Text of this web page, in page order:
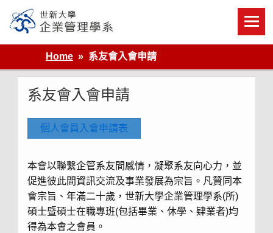
content
世新大學企業管理學系
Home
系友會入會申請
系友會入會申請
個人會員入會申請表
本會以聯繫企管系友間感情，凝聚系友向心力，並
促進彼此間資訊交流及事業發展為宗旨。凡贊同本
會宗旨、年滿二十歲，世新大學企業管理學系(所)
碩士暨碩士在職專班(包括畢業、休學、肄業者)均
得為本會之會員。